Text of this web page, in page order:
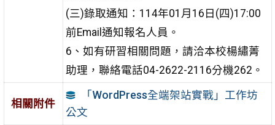
(三)錄取通知：114年01月16日(四)17:00
前Email通知報名人員。
6、如有研習相關問題，請洽本校楊繡菁
助理，聯絡電話04-2622-2116分機262。
相關附件
「WordPress全端架站實戰」工作坊
公文